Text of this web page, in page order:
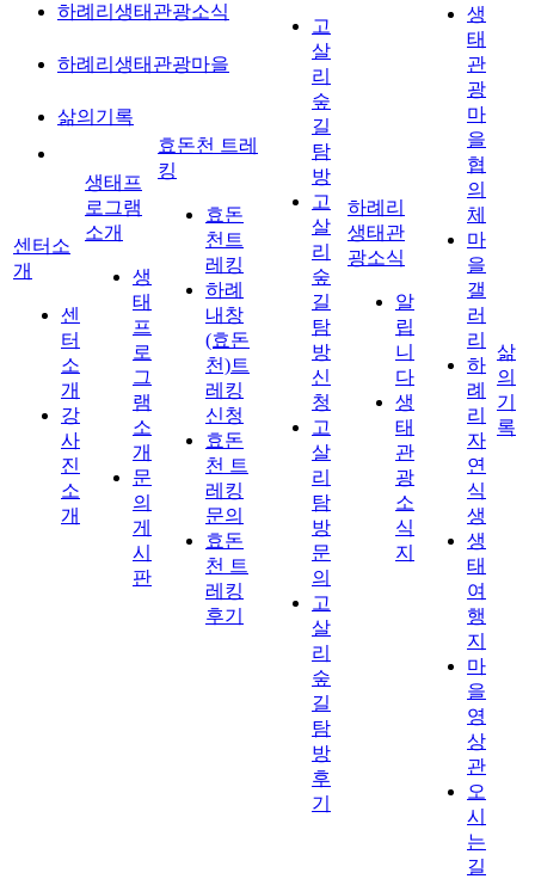
하례리생태관광소식
하례리생태관광마을
삶의기록
센터소
개
센
터
소
개
강
사
진
소
개
생태프
로그램
소개
생
태
프
로
그
램
소
개
문
의
게
시
판
효돈천 트레
킹
효돈
천트
레킹
하례
내창
(효돈
천)트
레킹
신청
효돈
천 트
레킹
문의
효돈
천 트
레킹
후기
고
살
리
숲
길
탐
방
고
살
리
숲
길
탐
방
신
청
고
살
리
탐
방
문
의
고
살
리
숲
길
탐
방
후
기
하례리
생태관
광소식
알
립
니
다
생
태
관
광
소
식
지
생
태
관
광
마
을
협
의
체
마
을
갤
러
리
하
례
리
자
연
식
생
생
태
여
행
지
마
을
영
상
관
오
시
는
길
삶
의
기
록